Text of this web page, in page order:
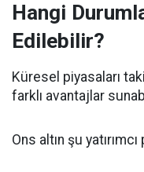
Hangi
Edilebilir?
Küresel piyasaları
farklı avantajlar
Ons altın şu